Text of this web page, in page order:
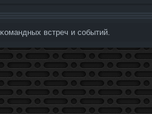
встреч и событий.